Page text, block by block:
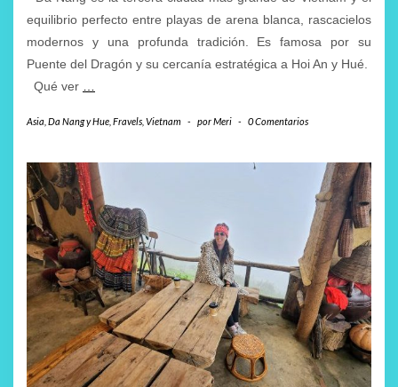
equilibrio perfecto entre playas de arena blanca, rascacielos
modernos y una profunda tradición. Es famosa por su
Puente del Dragón y su cercanía estratégica a Hoi An y Hué.
Qué ver
Asia Da Nang y Hue Fravels Vietnam - porMeri - 0 Comentarios